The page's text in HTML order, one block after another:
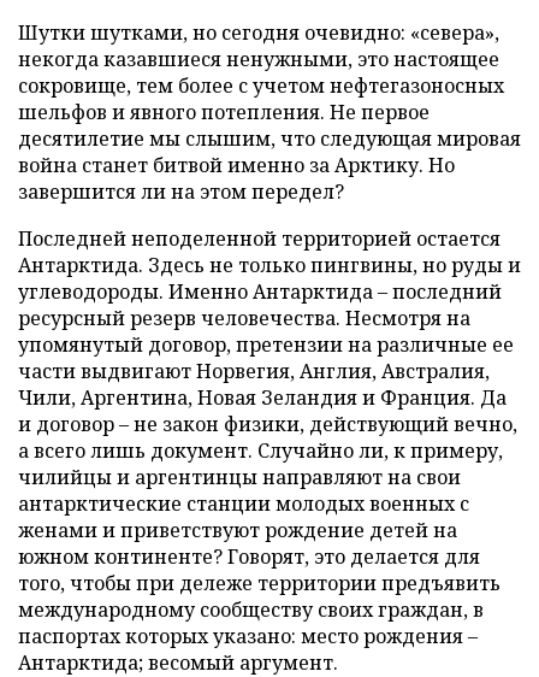
Шутки шутками, но сегодня очевидно: «севера»,
некогда казавшиеся ненужными, это настоящее
сокровище, тем более с учетом нефтегазоносных
шельфов и явного потепления. Не первое
десятилетие мы слышим, что следующая мировая
война станет битвой именно за Арктику. Но
завершится ли на этом передел?
Последней неподеленной территорией остается
Антарктида. Здесь не только пингвины, но руды и
углеводороды. Именно Антарктида – последний
ресурсный резерв человечества. Несмотря на
упомянутый договор, претензии на различные ее
части выдвигают Норвегия, Англия, Австралия,
Чили, Аргентина, Новая Зеландия и Франция. Да
и договор – не закон физики, действующий вечно,
а всего лишь документ. Случайно ли, к примеру,
чилийцы и аргентинцы направляют на свои
антарктические станции молодых военных с
женами и приветствуют рождение детей на
южном континенте? Говорят, это делается для
того, чтобы при дележе территории предъявить
международному сообществу своих граждан, в
паспортах которых указано: место рождения –
Антарктида; весомый аргумент.